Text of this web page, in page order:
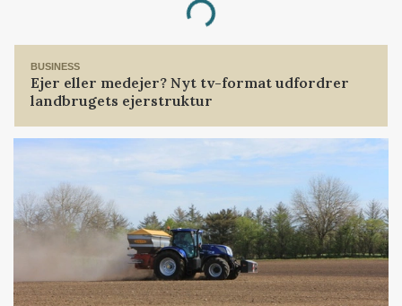
Loading...
BUSINESS
Ejer eller medejer? Nyt tv-format udfordrer
landbrugets ejerstruktur